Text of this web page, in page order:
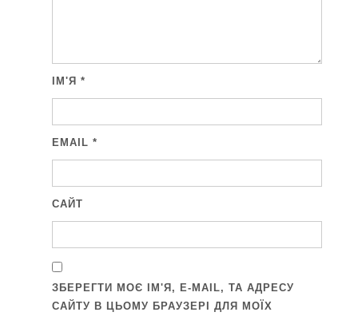
ІМ'Я *
EMAIL *
САЙТ
ЗБЕРЕГТИ МОЄ ІМ'Я, E-MAIL, ТА АДРЕСУ
САЙТУ В ЦЬОМУ БРАУЗЕРІ ДЛЯ МОЇХ